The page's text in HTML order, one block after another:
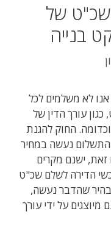
שכ"ט של
בנייה
לא משלמים לכל
עורך הדין של
החוק להגנת
נעשה במחיר
זאת, ישנם מקרים
הדירה לשלם שכ"ט
שהדבר נעשה,
מיוצגים על ידי עורך